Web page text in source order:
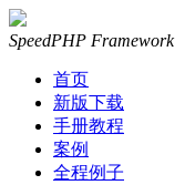
SpeedPHP Framework
首页
新版下载
手册教程
案例
全程例子